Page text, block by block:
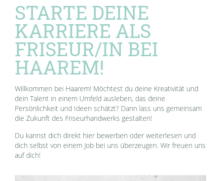
STARTE DEINE
KARRIERE ALS
FRISEUR/IN BEI
HAAREM!
Willkommen bei Haarem! Möchtest du deine Kreativität und
dein Talent in einem Umfeld ausleben, das deine
Persönlichkeit und Ideen schätzt? Dann lass uns gemeinsam
die Zukunft des Friseurhandwerks gestalten!
Du kannst dich direkt hier bewerben oder weiterlesen und
dich selbst von einem Job bei uns überzeugen. Wir freuen uns
auf dich!